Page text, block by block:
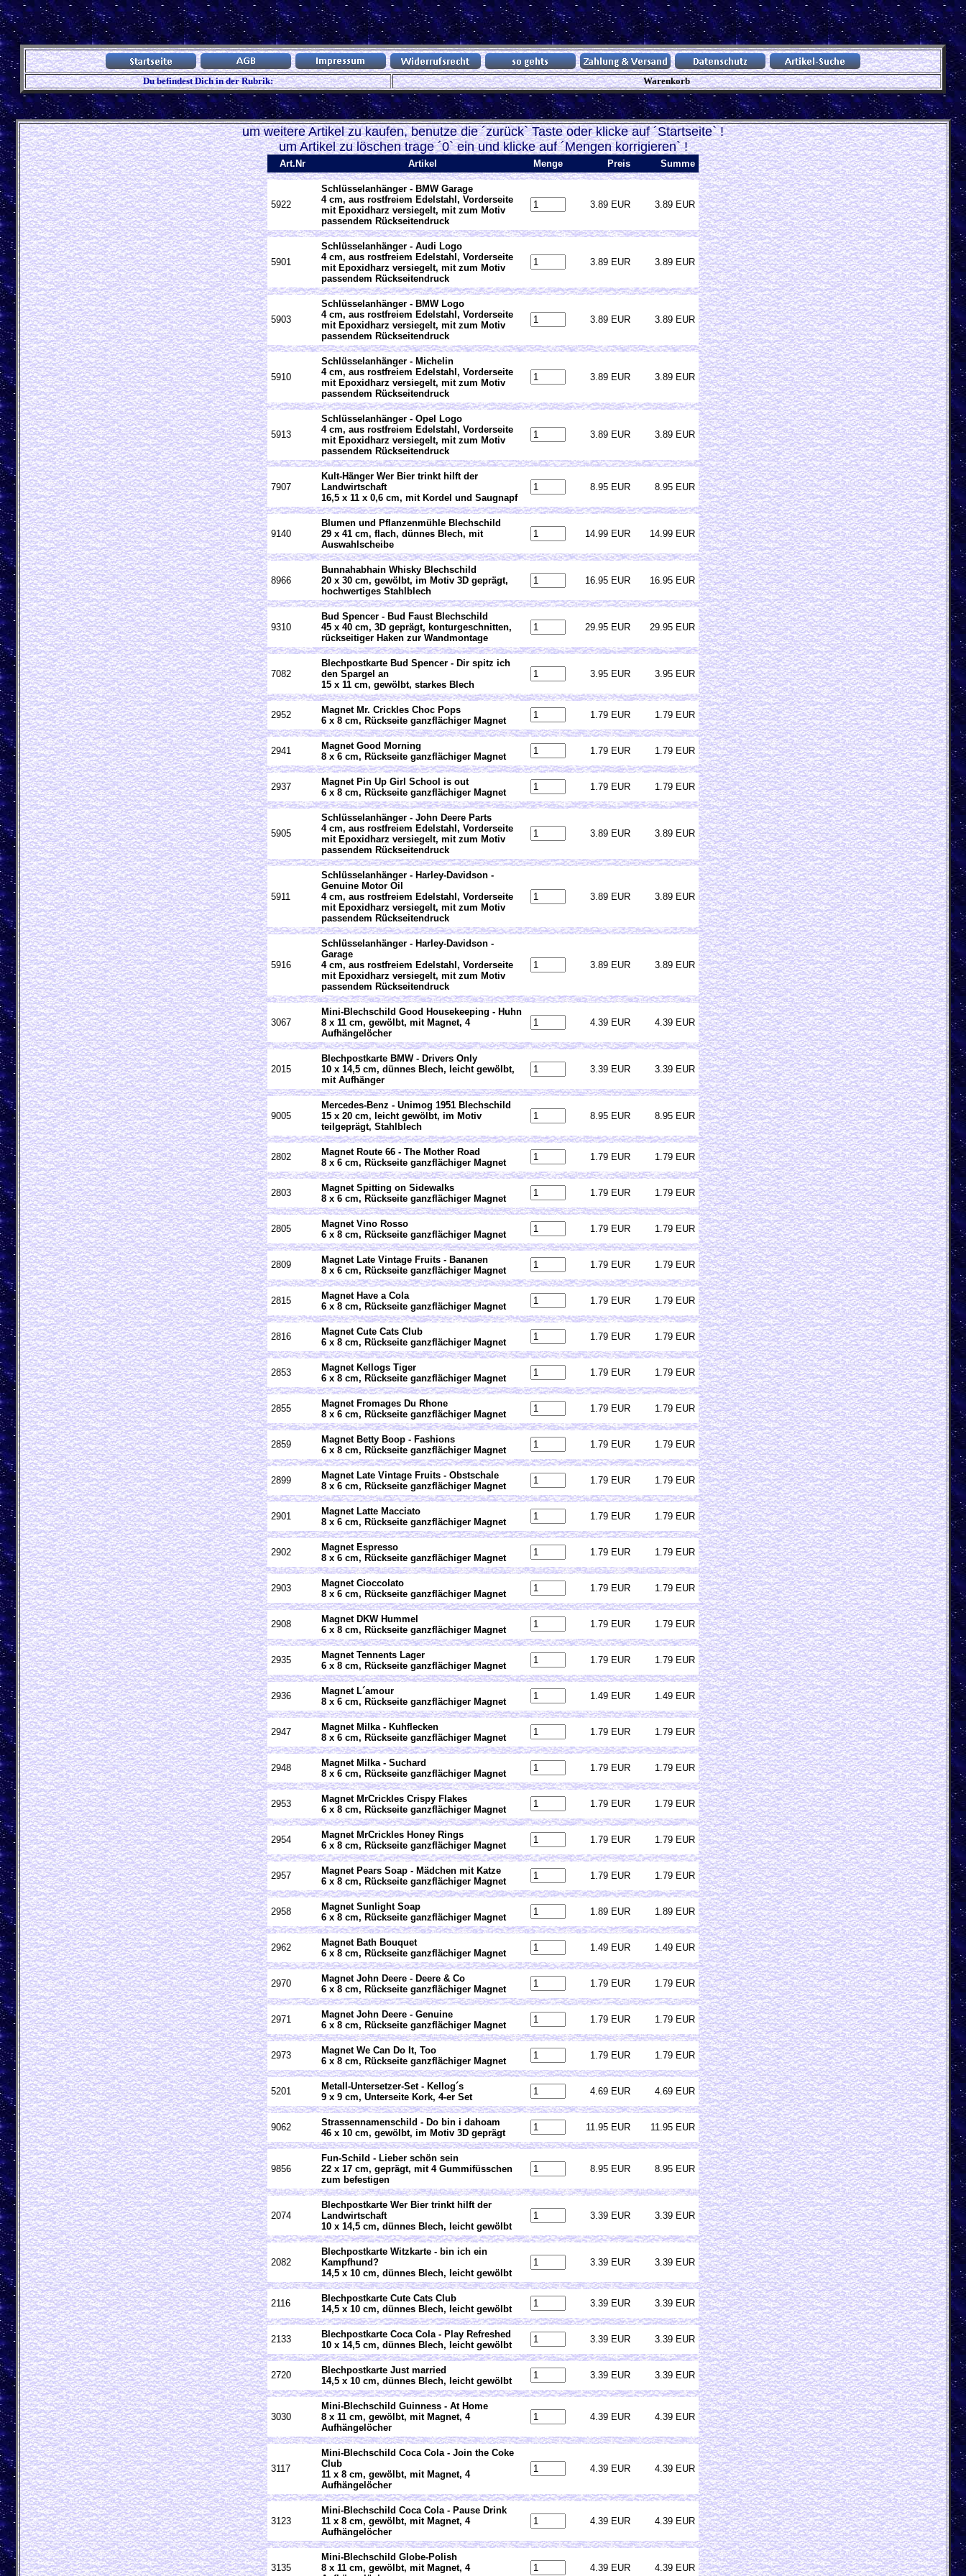
Du befindest Dich in der Rubrik: Warenkorb
um weitere Artikel zu kaufen, benutze die ´zurück` Taste oder klicke auf ´Startseite` !
um Artikel zu löschen trage ´0` ein und klicke auf ´Mengen korrigieren` !
Art.Nr Artikel Menge Preis Summe
5922
Schlüsselanhänger - BMW Garage
4 cm, aus rostfreiem Edelstahl, Vorderseite
mit Epoxidharz versiegelt, mit zum Motiv
passendem Rückseitendruck
3.89 EUR 3.89 EUR
5901
Schlüsselanhänger - Audi Logo
4 cm, aus rostfreiem Edelstahl, Vorderseite
mit Epoxidharz versiegelt, mit zum Motiv
passendem Rückseitendruck
3.89 EUR 3.89 EUR
5903
Schlüsselanhänger - BMW Logo
4 cm, aus rostfreiem Edelstahl, Vorderseite
mit Epoxidharz versiegelt, mit zum Motiv
passendem Rückseitendruck
3.89 EUR 3.89 EUR
5910
Schlüsselanhänger - Michelin
4 cm, aus rostfreiem Edelstahl, Vorderseite
mit Epoxidharz versiegelt, mit zum Motiv
passendem Rückseitendruck
3.89 EUR 3.89 EUR
5913
Schlüsselanhänger - Opel Logo
4 cm, aus rostfreiem Edelstahl, Vorderseite
mit Epoxidharz versiegelt, mit zum Motiv
passendem Rückseitendruck
3.89 EUR 3.89 EUR
7907
Kult-Hänger Wer Bier trinkt hilft der
Landwirtschaft
16,5 x 11 x 0,6 cm, mit Kordel und Saugnapf
8.95 EUR 8.95 EUR
9140
Blumen und Pflanzenmühle Blechschild
29 x 41 cm, flach, dünnes Blech, mit
Auswahlscheibe
14.99 EUR 14.99 EUR
8966
Bunnahabhain Whisky Blechschild
20 x 30 cm, gewölbt, im Motiv 3D geprägt,
hochwertiges Stahlblech
16.95 EUR 16.95 EUR
9310
Bud Spencer - Bud Faust Blechschild
45 x 40 cm, 3D geprägt, konturgeschnitten,
rückseitiger Haken zur Wandmontage
29.95 EUR 29.95 EUR
7082
Blechpostkarte Bud Spencer - Dir spitz ich
den Spargel an
15 x 11 cm, gewölbt, starkes Blech
3.95 EUR 3.95 EUR
2952
Magnet Mr. Crickles Choc Pops
6 x 8 cm, Rückseite ganzflächiger Magnet
1.79 EUR 1.79 EUR
2941
Magnet Good Morning
8 x 6 cm, Rückseite ganzflächiger Magnet
1.79 EUR 1.79 EUR
2937
Magnet Pin Up Girl School is out
6 x 8 cm, Rückseite ganzflächiger Magnet
1.79 EUR 1.79 EUR
5905
Schlüsselanhänger - John Deere Parts
4 cm, aus rostfreiem Edelstahl, Vorderseite
mit Epoxidharz versiegelt, mit zum Motiv
passendem Rückseitendruck
3.89 EUR 3.89 EUR
5911
Schlüsselanhänger - Harley-Davidson -
Genuine Motor Oil
4 cm, aus rostfreiem Edelstahl, Vorderseite
mit Epoxidharz versiegelt, mit zum Motiv
passendem Rückseitendruck
3.89 EUR 3.89 EUR
5916
Schlüsselanhänger - Harley-Davidson -
Garage
4 cm, aus rostfreiem Edelstahl, Vorderseite
mit Epoxidharz versiegelt, mit zum Motiv
passendem Rückseitendruck
3.89 EUR 3.89 EUR
3067
Mini-Blechschild Good Housekeeping - Huhn
8 x 11 cm, gewölbt, mit Magnet, 4
Aufhängelöcher
4.39 EUR 4.39 EUR
2015
Blechpostkarte BMW - Drivers Only
10 x 14,5 cm, dünnes Blech, leicht gewölbt,
mit Aufhänger
3.39 EUR 3.39 EUR
9005
Mercedes-Benz - Unimog 1951 Blechschild
15 x 20 cm, leicht gewölbt, im Motiv
teilgeprägt, Stahlblech
8.95 EUR 8.95 EUR
2802
Magnet Route 66 - The Mother Road
8 x 6 cm, Rückseite ganzflächiger Magnet
1.79 EUR 1.79 EUR
2803
Magnet Spitting on Sidewalks
8 x 6 cm, Rückseite ganzflächiger Magnet
1.79 EUR 1.79 EUR
2805
Magnet Vino Rosso
6 x 8 cm, Rückseite ganzflächiger Magnet
1.79 EUR 1.79 EUR
2809
Magnet Late Vintage Fruits - Bananen
8 x 6 cm, Rückseite ganzflächiger Magnet
1.79 EUR 1.79 EUR
2815
Magnet Have a Cola
6 x 8 cm, Rückseite ganzflächiger Magnet
1.79 EUR 1.79 EUR
2816
Magnet Cute Cats Club
6 x 8 cm, Rückseite ganzflächiger Magnet
1.79 EUR 1.79 EUR
2853
Magnet Kellogs Tiger
6 x 8 cm, Rückseite ganzflächiger Magnet
1.79 EUR 1.79 EUR
2855
Magnet Fromages Du Rhone
8 x 6 cm, Rückseite ganzflächiger Magnet
1.79 EUR 1.79 EUR
2859
Magnet Betty Boop - Fashions
6 x 8 cm, Rückseite ganzflächiger Magnet
1.79 EUR 1.79 EUR
2899
Magnet Late Vintage Fruits - Obstschale
8 x 6 cm, Rückseite ganzflächiger Magnet
1.79 EUR 1.79 EUR
2901
Magnet Latte Macciato
8 x 6 cm, Rückseite ganzflächiger Magnet
1.79 EUR 1.79 EUR
2902
Magnet Espresso
8 x 6 cm, Rückseite ganzflächiger Magnet
1.79 EUR 1.79 EUR
2903
Magnet Cioccolato
8 x 6 cm, Rückseite ganzflächiger Magnet
1.79 EUR 1.79 EUR
2908
Magnet DKW Hummel
6 x 8 cm, Rückseite ganzflächiger Magnet
1.79 EUR 1.79 EUR
2935
Magnet Tennents Lager
6 x 8 cm, Rückseite ganzflächiger Magnet
1.79 EUR 1.79 EUR
2936
Magnet L´amour
8 x 6 cm, Rückseite ganzflächiger Magnet
1.49 EUR 1.49 EUR
2947
Magnet Milka - Kuhflecken
8 x 6 cm, Rückseite ganzflächiger Magnet
1.79 EUR 1.79 EUR
2948
Magnet Milka - Suchard
8 x 6 cm, Rückseite ganzflächiger Magnet
1.79 EUR 1.79 EUR
2953
Magnet MrCrickles Crispy Flakes
6 x 8 cm, Rückseite ganzflächiger Magnet
1.79 EUR 1.79 EUR
2954
Magnet MrCrickles Honey Rings
6 x 8 cm, Rückseite ganzflächiger Magnet
1.79 EUR 1.79 EUR
2957
Magnet Pears Soap - Mädchen mit Katze
6 x 8 cm, Rückseite ganzflächiger Magnet
1.79 EUR 1.79 EUR
2958
Magnet Sunlight Soap
6 x 8 cm, Rückseite ganzflächiger Magnet
1.89 EUR 1.89 EUR
2962
Magnet Bath Bouquet
6 x 8 cm, Rückseite ganzflächiger Magnet
1.49 EUR 1.49 EUR
2970
Magnet John Deere - Deere & Co
6 x 8 cm, Rückseite ganzflächiger Magnet
1.79 EUR 1.79 EUR
2971
Magnet John Deere - Genuine
6 x 8 cm, Rückseite ganzflächiger Magnet
1.79 EUR 1.79 EUR
2973
Magnet We Can Do It, Too
6 x 8 cm, Rückseite ganzflächiger Magnet
1.79 EUR 1.79 EUR
5201
Metall-Untersetzer-Set - Kellog´s
9 x 9 cm, Unterseite Kork, 4-er Set
4.69 EUR 4.69 EUR
9062
Strassennamenschild - Do bin i dahoam
46 x 10 cm, gewölbt, im Motiv 3D geprägt
11.95 EUR 11.95 EUR
9856
Fun-Schild - Lieber schön sein
22 x 17 cm, geprägt, mit 4 Gummifüsschen
zum befestigen
8.95 EUR 8.95 EUR
2074
Blechpostkarte Wer Bier trinkt hilft der
Landwirtschaft
10 x 14,5 cm, dünnes Blech, leicht gewölbt
3.39 EUR 3.39 EUR
2082
Blechpostkarte Witzkarte - bin ich ein
Kampfhund?
14,5 x 10 cm, dünnes Blech, leicht gewölbt
3.39 EUR 3.39 EUR
2116
Blechpostkarte Cute Cats Club
14,5 x 10 cm, dünnes Blech, leicht gewölbt
3.39 EUR 3.39 EUR
2133
Blechpostkarte Coca Cola - Play Refreshed
10 x 14,5 cm, dünnes Blech, leicht gewölbt
3.39 EUR 3.39 EUR
2720
Blechpostkarte Just married
14,5 x 10 cm, dünnes Blech, leicht gewölbt
3.39 EUR 3.39 EUR
3030
Mini-Blechschild Guinness - At Home
8 x 11 cm, gewölbt, mit Magnet, 4
Aufhängelöcher
4.39 EUR 4.39 EUR
3117
Mini-Blechschild Coca Cola - Join the Coke
Club
11 x 8 cm, gewölbt, mit Magnet, 4
Aufhängelöcher
4.39 EUR 4.39 EUR
3123
Mini-Blechschild Coca Cola - Pause Drink
11 x 8 cm, gewölbt, mit Magnet, 4
Aufhängelöcher
4.39 EUR 4.39 EUR
3135
Mini-Blechschild Globe-Polish
8 x 11 cm, gewölbt, mit Magnet, 4
4.39 EUR 4.39 EUR